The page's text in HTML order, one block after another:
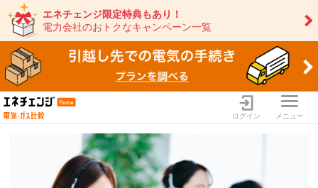
エネチェンジ限定特典もあり！
電力会社のおトクなキャンペーン一覧
電力・ガス比較サイト エネ
ログイン メニュー